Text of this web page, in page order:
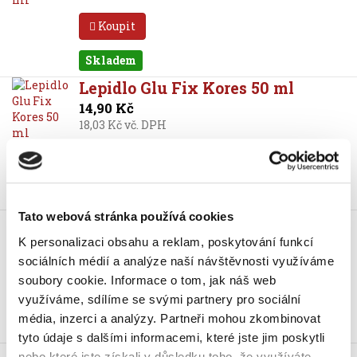
Tato webová stránka používá cookies
K personalizaci obsahu a reklam, poskytování funkcí
sociálních médií a analýze naší návštěvnosti využíváme
soubory cookie. Informace o tom, jak náš web
využíváme, sdílíme se svými partnery pro sociální
média, inzerci a analýzy. Partneři mohou zkombinovat
tyto údaje s dalšími informacemi, které jste jim poskytli
Koupit
Skladem
Lepidlo Glu Fix Kores 50 ml
14,90 Kč
18,03 Kč vč. DPH
Lepidlo Glu Fix Kores 500 ml
87 Kč
105,27 Kč vč. DPH
Koupit
Skladem